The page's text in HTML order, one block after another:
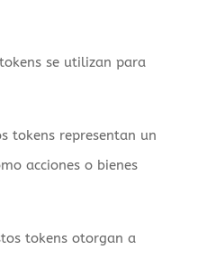
se utilizan para
tokens representan un
acciones o bienes
tokens otorgan a